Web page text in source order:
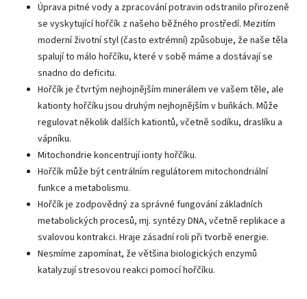
Úprava pitné vody a zpracování potravin odstranilo přirozeně
se vyskytující hořčík z našeho běžného prostředí. Mezitím
moderní životní styl (často extrémní) způsobuje, že naše těla
spalují to málo hořčíku, které v sobě máme a dostávají se
snadno do deficitu.
Hořčík je čtvrtým nejhojnějším minerálem ve vašem těle, ale
kationty hořčíku jsou druhým nejhojnějším v buňkách. Může
regulovat několik dalších kationtů, včetně sodíku, draslíku a
vápníku.
Mitochondrie koncentrují ionty hořčíku.
Hořčík může být centrálním regulátorem mitochondriální
funkce a metabolismu.
Hořčík je zodpovědný za správné fungování základních
metabolických procesů, mj. syntézy DNA, včetně replikace a
svalovou kontrakci. Hraje zásadní roli při tvorbě energie.
Nesmíme zapomínat, že většina biologických enzymů
katalyzují stresovou reakci pomocí hořčíku.